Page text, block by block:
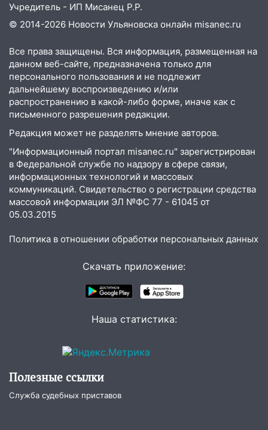
08:30 Поджог со свечой, 16 сгоревших
домов и выстрел за водку
07:50 Какая погоды будет днем 8
августа
06:45 Императорский мост в
Ульяновске останется закрытым до
утра 10 августа
05:18
Судьба готовит сюрприз: гороскоп
деньгами, а кого ждет неожиданная
встреча
04:47 В Ульяновской области объявили
ракетную опасность: звучат сирены
20:40
Ульяновские аграрии смогут
В следственном управлении
мероприятие, приуроченное к
следствия Российской Федерации
поддержать «Симбирскую чебурашку»
на фестивале «ФормАРТ»
Учредитель - ИП Мисанец Р.Р.
© 2014-2026 Новости Ульяновска онлайн misanec.ru
Все права защищены. Вся информация, размещенная на
данном веб-сайте, предназначена только для
персонального пользования и не подлежит
дальнейшему воспроизведению и/или
распространению в какой-либо форме, иначе как с
письменного разрешения редакции.
Редакция может не разделять мнение авторов.
"Информационный портал misanec.ru" зарегистрирован
в Федеральной службе по надзору в сфере связи,
информационных технологий и массовых
коммуникаций. Свидетельство о регистрации средства
массовой информации ЭЛ №ФС 77 - 61045 от
05.03.2015
Политика в отношении обработки персональных данных
Скачать приложение:
Наша статистика:
Полезные ссылки
Служба судебных приставов